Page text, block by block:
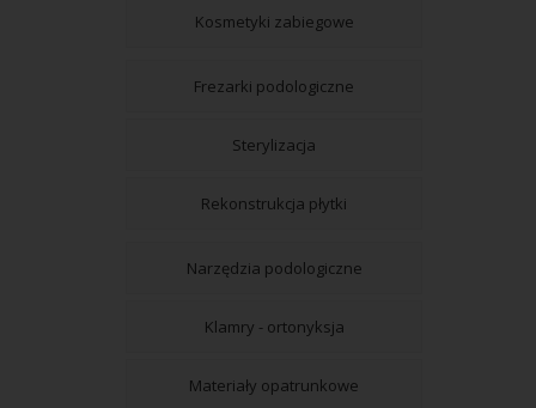
Kosmetyki zabiegowe
Frezarki podologiczne
Sterylizacja
Rekonstrukcja płytki
Narzędzia podologiczne
Klamry - ortonyksja
Materiały opatrunkowe